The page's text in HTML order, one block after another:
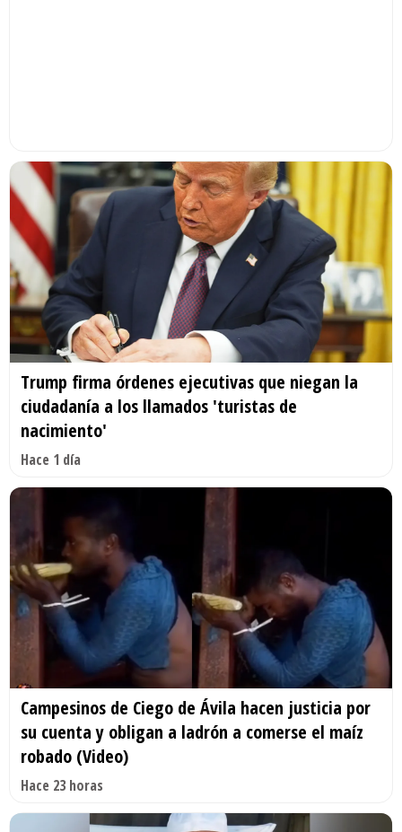
Trump firma órdenes ejecutivas que niegan la
ciudadanía a los llamados 'turistas de
nacimiento'
Hace 1 día
Campesinos de Ciego de Ávila hacen justicia por
su cuenta y obligan a ladrón a comerse el maíz
robado (Video)
Hace 23 horas